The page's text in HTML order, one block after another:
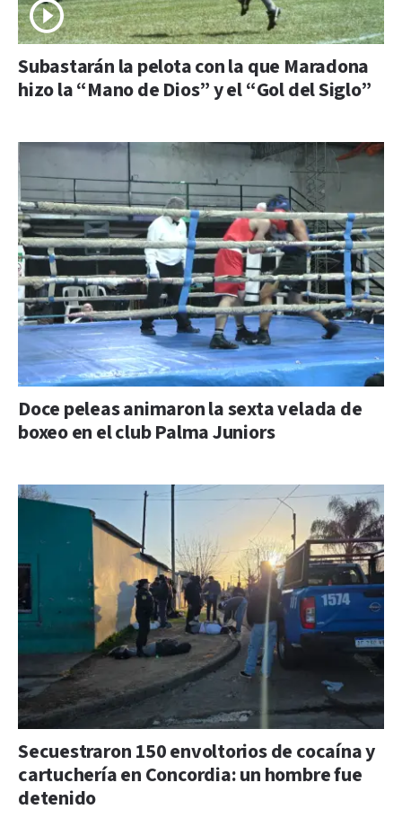
Subastarán la pelota con la que Maradona
hizo la “Mano de Dios” y el “Gol del Siglo”
Doce peleas animaron la sexta velada de
boxeo en el club Palma Juniors
Secuestraron 150 envoltorios de cocaína y
cartuchería en Concordia: un hombre fue
detenido